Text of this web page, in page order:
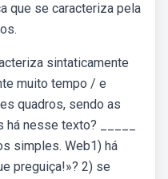
que se caracteriza pela
sintaticamente
muito tempo / e
quadros, sendo as
nesse texto? _____
simples. Web1) há
preguiça!»? 2) se